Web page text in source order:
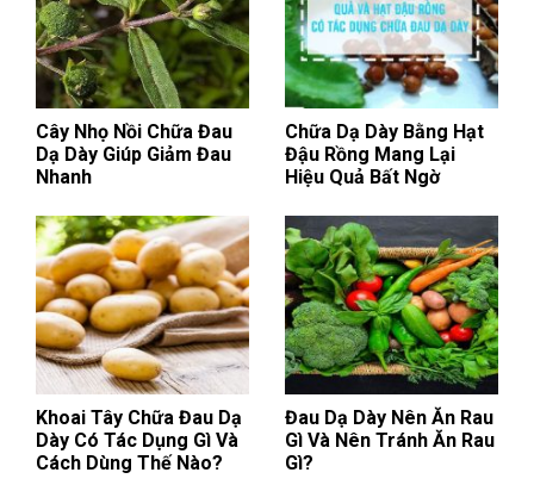
Cây Nhọ Nồi Chữa Đau
Dạ Dày Giúp Giảm Đau
Nhanh
Chữa Dạ Dày Bằng Hạt
Đậu Rồng Mang Lại
Hiệu Quả Bất Ngờ
Khoai Tây Chữa Đau Dạ
Dày Có Tác Dụng Gì Và
Cách Dùng Thế Nào?
Đau Dạ Dày Nên Ăn Rau
Gì Và Nên Tránh Ăn Rau
Gì?